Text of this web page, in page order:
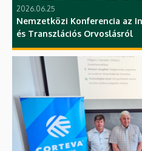
2026.06.25
Nemzetközi Konferencia az
és Transzlációs Orvoslásról